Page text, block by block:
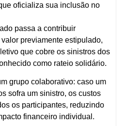
oficializa sua inclusão no
passa a contribuir
previamente estipulado,
que cobre os sinistros dos
como rateio solidário.
grupo colaborativo: caso um
sofra um sinistro, os custos
os participantes, reduzindo
financeiro individual.